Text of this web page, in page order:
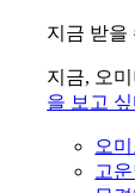
지금 받을
지금, 오
을 보고
오
고